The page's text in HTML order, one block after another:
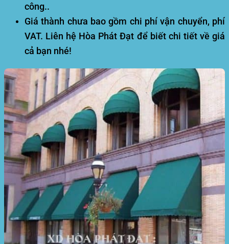
công..
Giá thành chưa bao gồm chi phí vận chuyển, phí
VAT. Liên hệ Hòa Phát Đạt để biết chi tiết về giá
cả bạn nhé!